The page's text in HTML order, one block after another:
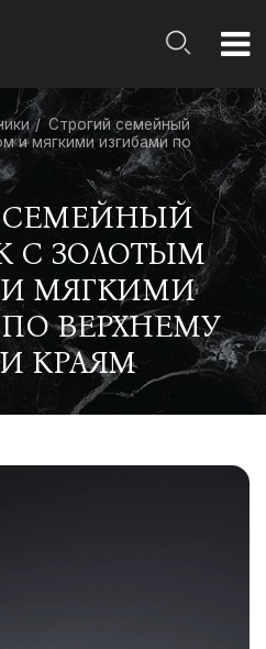
Строгий семейный
и мягкими изгибами по
СЕМЕЙНЫЙ
С ЗОЛОТЫМ
МЯГКИМИ
ВЕРХНЕМУ
КРАЯМ